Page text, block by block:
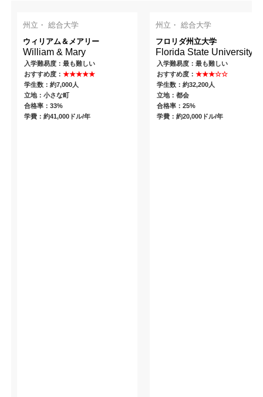
州立・ 総合大学
ウィリアム＆メアリー
William & Mary
入学難易度：最も難しい
おすすめ度：★★★★★
学生数：約7,000人
立地：小さな町
合格率：33%
学費：約41,000ドル/年
州立・ 総合大学
フロリダ州立大学
Florida State University
入学難易度：最も難しい
おすすめ度： ★★★☆☆
学生数：約32,200人
立地：都会
合格率：25%
学費：約20,000ドル/年